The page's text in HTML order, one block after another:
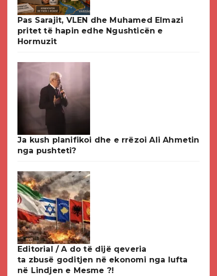
Pas Sarajit, VLEN dhe Muhamed Elmazi
pritet të hapin edhe Ngushticën e
Hormuzit
Ja kush planifikoi dhe e rrëzoi Ali Ahmetin
nga pushteti?
Editorial / A do të dijë qeveria
ta zbusë goditjen në ekonomi nga lufta
në Lindjen e Mesme ?!